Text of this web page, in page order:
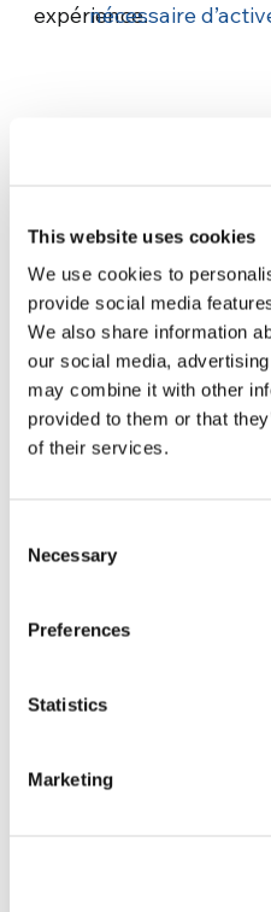
This website uses cookies
We use cookies to
provide social media
We also share information
our social media,
may combine it with other
provided to them or that
of their services.
Selection
Necessary
Preferences
Statistics
Marketing
expérience.
nécessaire
Related News
Odyssée,
Nolan :
d’une
5 août 2026
depuis
« Linea